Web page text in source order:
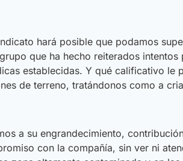
hará posible que podamos
que ha hecho reiterados
establecidas. Y qué calificativo
de terreno, tratándonos como a
a su engrandecimiento,
con la compañía, sin ver ni